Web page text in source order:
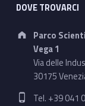
DOVE TROVARCI
Address:
Parco
Vega 1
Via delle
30175
Phone number:
Tel. +39 041